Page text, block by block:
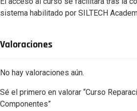
sistema habilitado por SILTECH
Valoraciones
No hay valoraciones aún.
Sé el primero en valorar “Curso
Componentes”